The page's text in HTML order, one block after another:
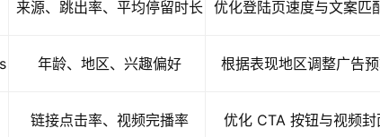
来源、跳出率、平均停留时长 优化登陆页速度与文案匹
年龄、地区、兴趣偏好 根据表现地区调整广告
链接点击率、视频完播率 优化 CTA 按钮与视频封